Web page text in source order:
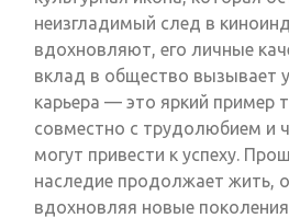
неизгладимый след в
вдохновляют, его личные
вклад в общество вызывает
карьера — это яркий пример
совместно с трудолюбием и
могут привести к успеху.
наследие продолжает жить,
вдохновляя новые